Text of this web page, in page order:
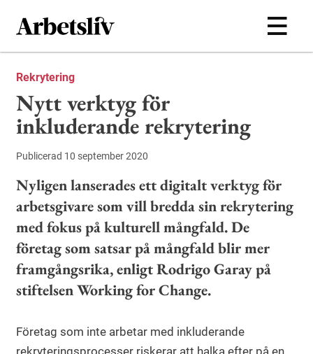
Hoppa till huvudinnehållet
Rekrytering
Nytt verktyg för
inkluderande rekrytering
Publicerad 10 september 2020
Nyligen lanserades ett digitalt verktyg för
arbetsgivare som vill bredda sin rekrytering
med fokus på kulturell mångfald. De
företag som satsar på mångfald blir mer
framgångsrika, enligt Rodrigo Garay på
stiftelsen Working for Change.
Företag som inte arbetar med inkluderande